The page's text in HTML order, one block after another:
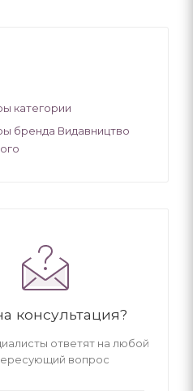
категории
бренда Видавництво
консультация?
ответят на любой
вопрос